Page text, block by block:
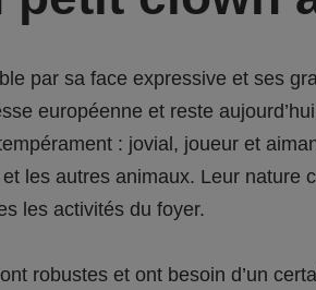
par sa face expressive et ses
européenne et reste
: jovial, joueur et
les autres animaux. Leur
les activités du foyer.
robustes et ont besoin d’un